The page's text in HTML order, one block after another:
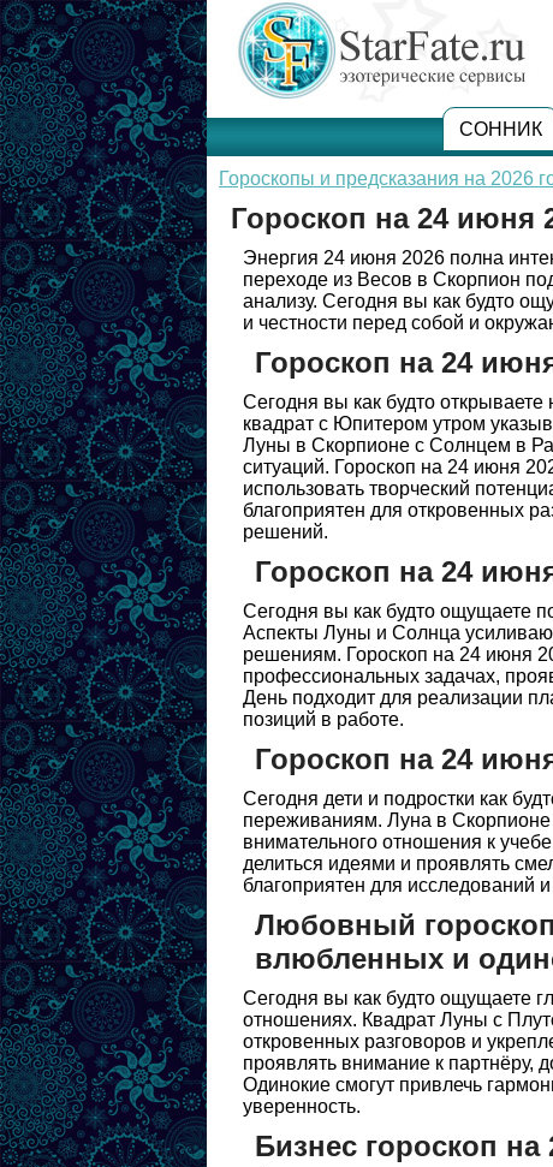
СОННИК
Гороскопы и предсказания на 2026
Гороскоп на 24 июня
Энергия 24 июня 2026 полна
переходе из Весов в Скорпион
анализу. Сегодня вы как будто
и честности перед собой и
Гороскоп на 24
Сегодня вы как будто
квадрат с Юпитером утром
Луны в Скорпионе с Солнцем в
ситуаций. Гороскоп на 24 июня
использовать творческий
благоприятен для откровенных
решений.
Гороскоп на 24
Сегодня вы как будто ощущаете
Аспекты Луны и Солнца
решениям. Гороскоп на 24 июня
профессиональных задачах,
День подходит для реализации
позиций в работе.
Гороскоп на 24
Сегодня дети и подростки как
переживаниям. Луна в Скорпионе
внимательного отношения к
делиться идеями и проявлять
благоприятен для исследований
Любовный
влюбленных и
Сегодня вы как будто ощущаете
отношениях. Квадрат Луны с
откровенных разговоров и
проявлять внимание к партнёру,
Одинокие смогут привлечь
уверенность.
Бизнес гороскоп